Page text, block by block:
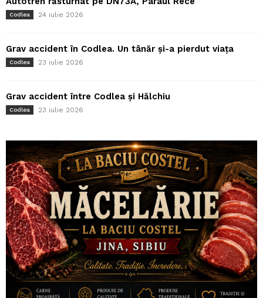
Codlea 24 iulie 2026
Grav accident în Codlea. Un tânăr și-a pierdut viața
Codlea 23 iulie 2026
Grav accident între Codlea și Hălchiu
Codlea 23 iulie 2026